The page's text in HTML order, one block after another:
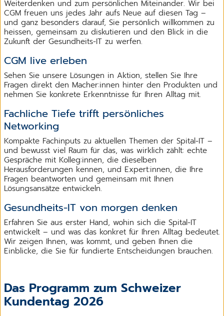
Weiterdenken und zum persönlichen Miteinander. Wir bei
CGM freuen uns jedes Jahr aufs Neue auf diesen Tag –
und ganz besonders darauf, Sie persönlich willkommen zu
heissen, gemeinsam zu diskutieren und den Blick in die
Zukunft der Gesundheits-IT zu werfen.
CGM live erleben
Sehen Sie unsere Lösungen in Aktion, stellen Sie Ihre
Fragen direkt den Macher:innen hinter den Produkten und
nehmen Sie konkrete Erkenntnisse für Ihren Alltag mit.
Fachliche Tiefe trifft persönliches
Networking
Kompakte Fachinputs zu aktuellen Themen der Spital-IT –
und bewusst viel Raum für das, was wirklich zählt: echte
Gespräche mit Kolleg:innen, die dieselben
Herausforderungen kennen, und Expert:innen, die Ihre
Fragen beantworten und gemeinsam mit Ihnen
Lösungsansätze entwickeln.
Gesundheits-IT von morgen denken
Erfahren Sie aus erster Hand, wohin sich die Spital-IT
entwickelt – und was das konkret für Ihren Alltag bedeutet.
Wir zeigen Ihnen, was kommt, und geben Ihnen die
Einblicke, die Sie für fundierte Entscheidungen brauchen.
Das Programm zum Schweizer
Kundentag 2026